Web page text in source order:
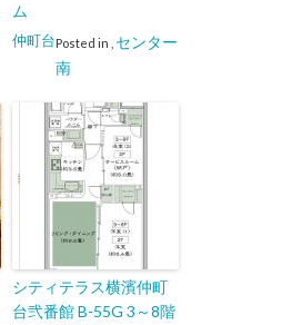
ム
Posted in
仲町台
センター
南
シティテラス横濱仲町
台弐番館 B-55G 3～8階